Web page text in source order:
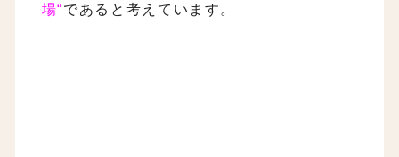
場“であると考えています。